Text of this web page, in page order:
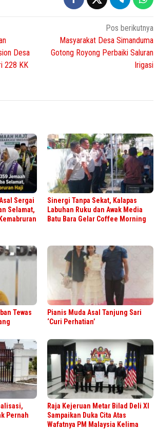
Desa
228 KK
Pos berikutnya
Masyarakat Desa Simanduma
Gotong Royong Perbaiki Saluran
Irigasi
Sergai
Selamat,
Sinergi Tanpa Sekat, Kalapas
Labuhan Ruku dan Awak Media
Batu Bara Gelar Coffee Morning
Tewas
Pianis Muda Asal Tanjung Sari
‘Curi Perhatian’
Pernah
Raja Kejeruan Metar Bilad Deli XI
Sampaikan Duka Cita Atas
Wafatnya PM Malaysia Kelima